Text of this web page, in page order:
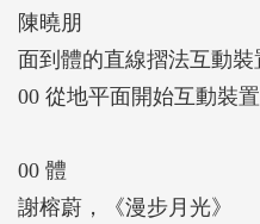
陳曉朋
面到體的直線摺法互動裝
00 從地平面開始互動裝置
00 體
謝榕蔚，《漫步月光》